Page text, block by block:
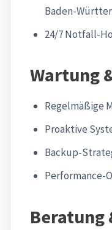
Baden-
24/7 Notfall-
Wartung
Regelmäßige
Proaktive
Backup-
Performance-
Beratung